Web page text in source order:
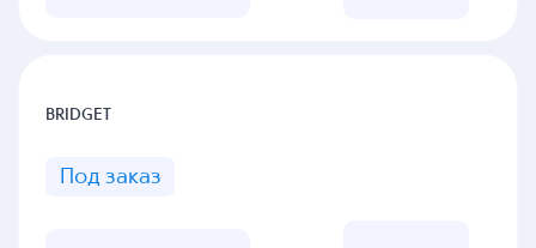
BRIDGET
Под заказ